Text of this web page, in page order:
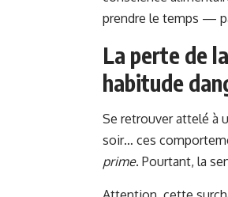
prendre le temps —
La perte de
habitude
Se retrouver attelé à
soir… ces
prime. Pourtant, la